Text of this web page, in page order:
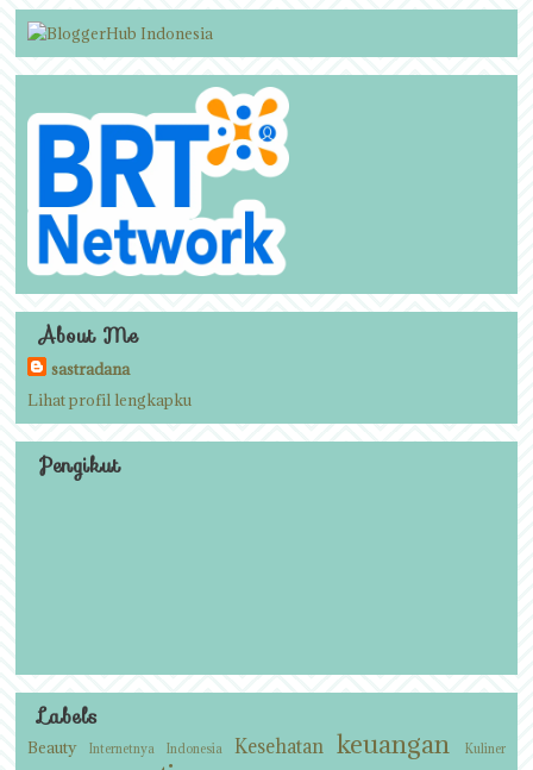
About Me
sastradana
Lihat profil lengkapku
Pengikut
Labels
Beauty Internetnya Indonesia Kesehatan keuangan
Kuliner